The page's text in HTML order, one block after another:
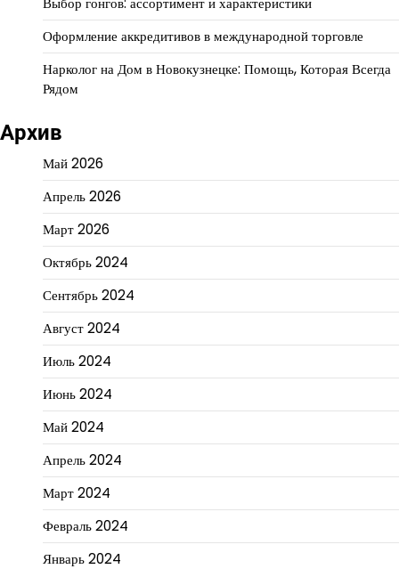
Оформление аккредитивов в международной торговле
Нарколог на Дом в Новокузнецке: Помощь, Которая Всегда
Рядом
Архив
Май 2026
Апрель 2026
Март 2026
Октябрь 2024
Сентябрь 2024
Август 2024
Июль 2024
Июнь 2024
Май 2024
Апрель 2024
Март 2024
Февраль 2024
Январь 2024